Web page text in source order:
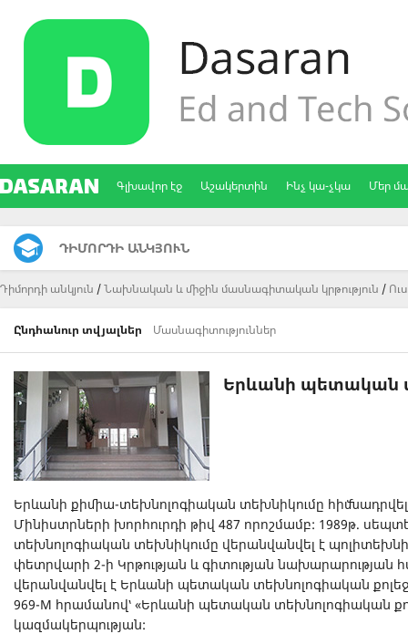
Գլխավոր էջ Աշակերտին Ինչ կա-չկա Մեր
ԴԻՄՈՐԴԻ ԱՆԿՅՈՒՆ
Դիմորդի անկյուն Նախնական և միջին մասնագիտական կրթություն
Ընդհանուր տվյալներ Մասնագիտություններ
Երևանի պետական
Երևանի քիմիա-տեխնոլոգիական տեխնիկումը
Մինիստրների խորհուրդի թիվ 487 որոշմամբ: 1989թ.
տեխնոլոգիական տեխնիկումը վերանվանվել է
փետրվարի 2-ի Կրթության և գիտության նախարարության
վերանվանվել է Երևանի պետական տեխնոլոգիական
969-M հրամանով՝ «Երևանի պետական տեխնոլոգիական
կազմակերպության: